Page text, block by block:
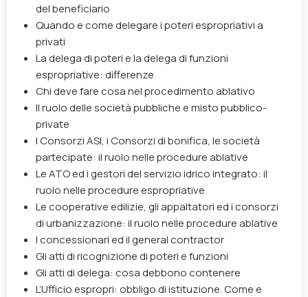
del beneficiario
Quando e come delegare i poteri espropriativi a
privati
La delega di poteri e la delega di funzioni
espropriative: differenze
Chi deve fare cosa nel procedimento ablativo
Il ruolo delle società pubbliche e misto pubblico-
private
I Consorzi ASI, i Consorzi di bonifica, le società
partecipate: il ruolo nelle procedure ablative
Le ATO ed i gestori del servizio idrico integrato: il
ruolo nelle procedure espropriative
Le cooperative edilizie, gli appaltatori ed i consorzi
di urbanizzazione: il ruolo nelle procedure ablative
I concessionari ed il general contractor
Gli atti di ricognizione di poteri e funzioni
Gli atti di delega: cosa debbono contenere
L’Ufficio espropri: obbligo di istituzione. Come e